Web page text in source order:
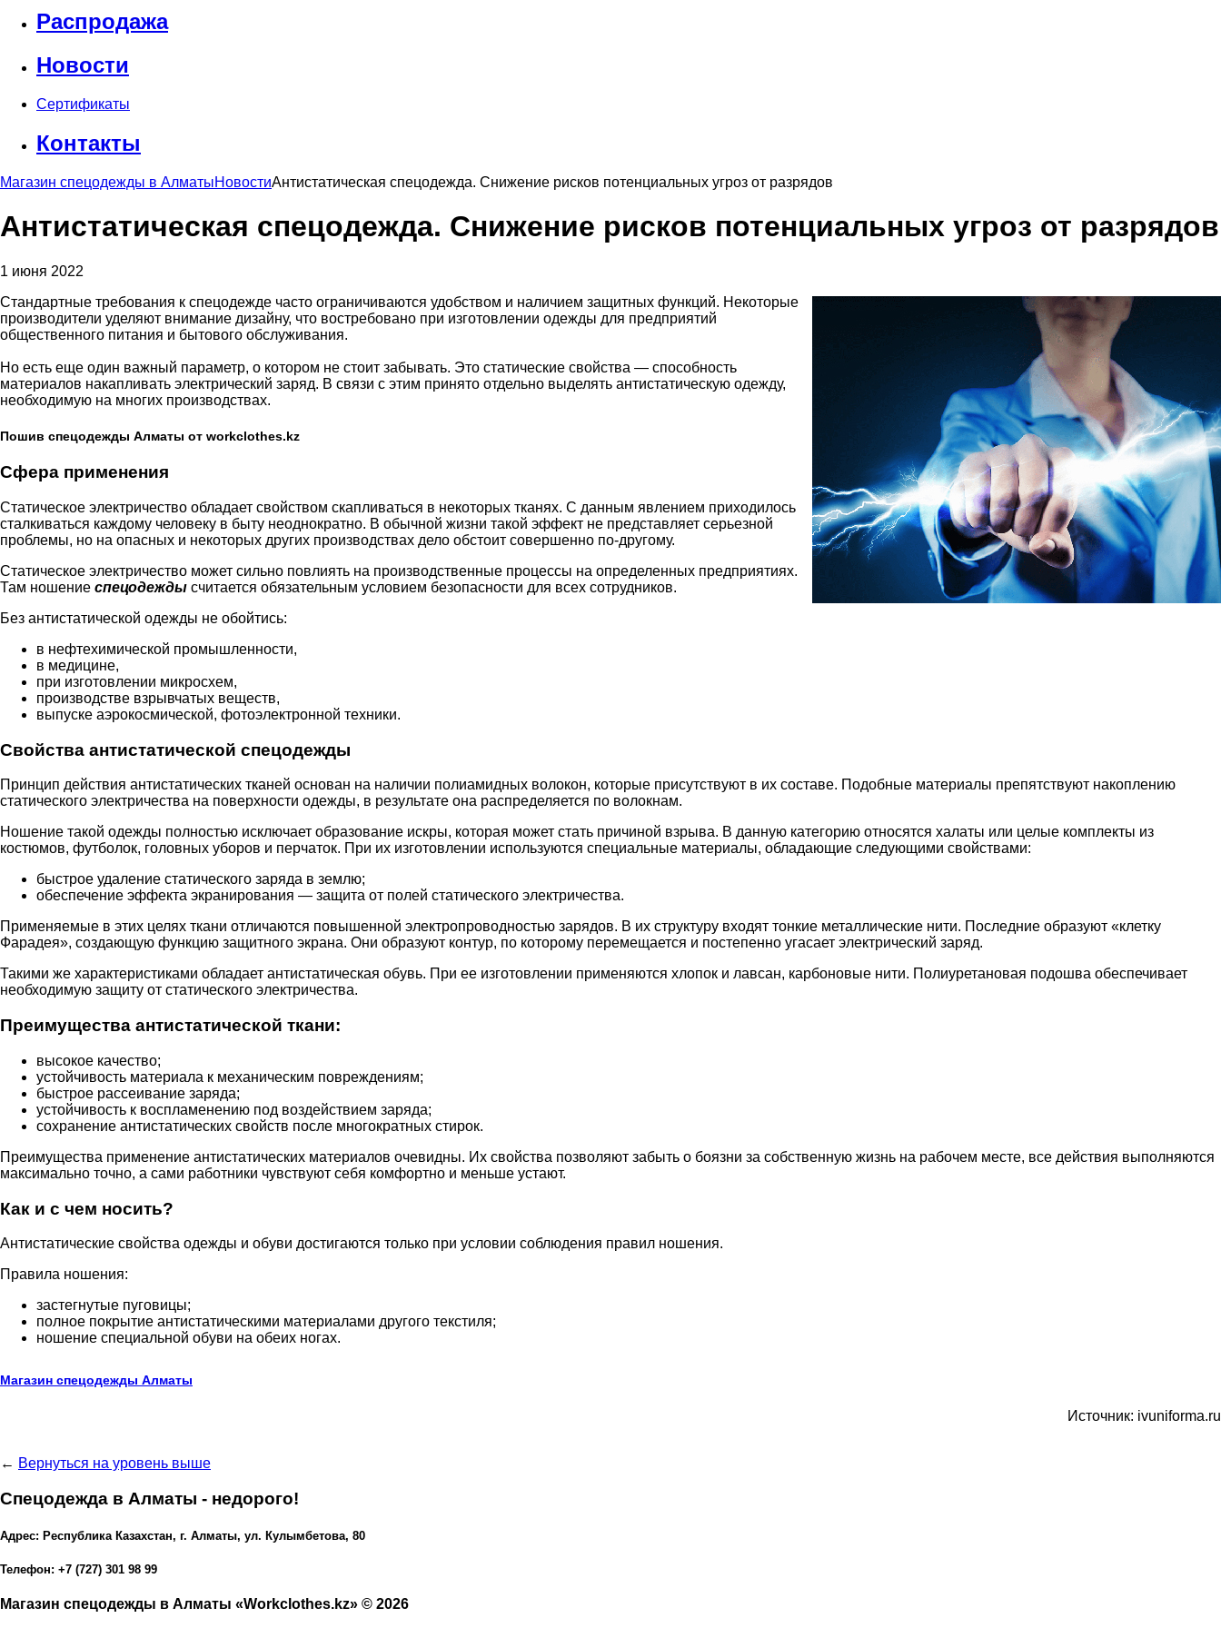
Распродажа
Новости
Сертификаты
Контакты
Магазин спецодежды в АлматыНовостиАнтистатическая спецодежда. Снижение рисков потенциальных угроз от разрядов
Антистатическая спецодежда. Снижение рисков потенциальных угроз от разрядов
1 июня 2022
Стандартные требования к спецодежде часто ограничиваются удобством и наличием защитных функций. Некоторые
производители уделяют внимание дизайну, что востребовано при изготовлении одежды для предприятий
общественного питания и бытового обслуживания.
Но есть еще один важный параметр, о котором не стоит забывать. Это статические свойства — способность
материалов накапливать электрический заряд. В связи с этим принято отдельно выделять антистатическую одежду,
необходимую на многих производствах.
Пошив спецодежды Алматы от workclothes.kz
Сфера применения
Статическое электричество обладает свойством скапливаться в некоторых тканях. С данным явлением приходилось
сталкиваться каждому человеку в быту неоднократно. В обычной жизни такой эффект не представляет серьезной
проблемы, но на опасных и некоторых других производствах дело обстоит совершенно по-другому.
Статическое электричество может сильно повлиять на производственные процессы на определенных предприятиях.
Там ношение спецодежды считается обязательным условием безопасности для всех сотрудников.
Без антистатической одежды не обойтись:
в нефтехимической промышленности,
в медицине,
при изготовлении микросхем,
производстве взрывчатых веществ,
выпуске аэрокосмической, фотоэлектронной техники.
Свойства антистатической спецодежды
Принцип действия антистатических тканей основан на наличии полиамидных волокон, которые присутствуют в их составе. Подобные материалы препятствуют накоплению
статического электричества на поверхности одежды, в результате она распределяется по волокнам.
Ношение такой одежды полностью исключает образование искры, которая может стать причиной взрыва. В данную категорию относятся халаты или целые комплекты из
костюмов, футболок, головных уборов и перчаток. При их изготовлении используются специальные материалы, обладающие следующими свойствами:
быстрое удаление статического заряда в землю;
обеспечение эффекта экранирования — защита от полей статического электричества.
Применяемые в этих целях ткани отличаются повышенной электропроводностью зарядов. В их структуру входят тонкие металлические нити. Последние образуют «клетку
Фарадея», создающую функцию защитного экрана. Они образуют контур, по которому перемещается и постепенно угасает электрический заряд.
Такими же характеристиками обладает антистатическая обувь. При ее изготовлении применяются хлопок и лавсан, карбоновые нити. Полиуретановая подошва обеспечивает
необходимую защиту от статического электричества.
Преимущества антистатической ткани:
высокое качество;
устойчивость материала к механическим повреждениям;
быстрое рассеивание заряда;
устойчивость к воспламенению под воздействием заряда;
сохранение антистатических свойств после многократных стирок.
Преимущества применение антистатических материалов очевидны. Их свойства позволяют забыть о боязни за собственную жизнь на рабочем месте, все действия выполняются
максимально точно, а сами работники чувствуют себя комфортно и меньше устают.
Как и с чем носить?
Антистатические свойства одежды и обуви достигаются только при условии соблюдения правил ношения.
Правила ношения:
застегнутые пуговицы;
полное покрытие антистатическими материалами другого текстиля;
ношение специальной обуви на обеих ногах.
Магазин спецодежды Алматы
Источник: ivuniforma.ru
← Вернуться на уровень выше
Спецодежда в Алматы - недорого!
Адрес: Республика Казахстан, г. Алматы, ул. Кулымбетова, 80
Телефон: +7 (727) 301 98 99
Магазин спецодежды в Алматы «Workclothes.kz» © 2026